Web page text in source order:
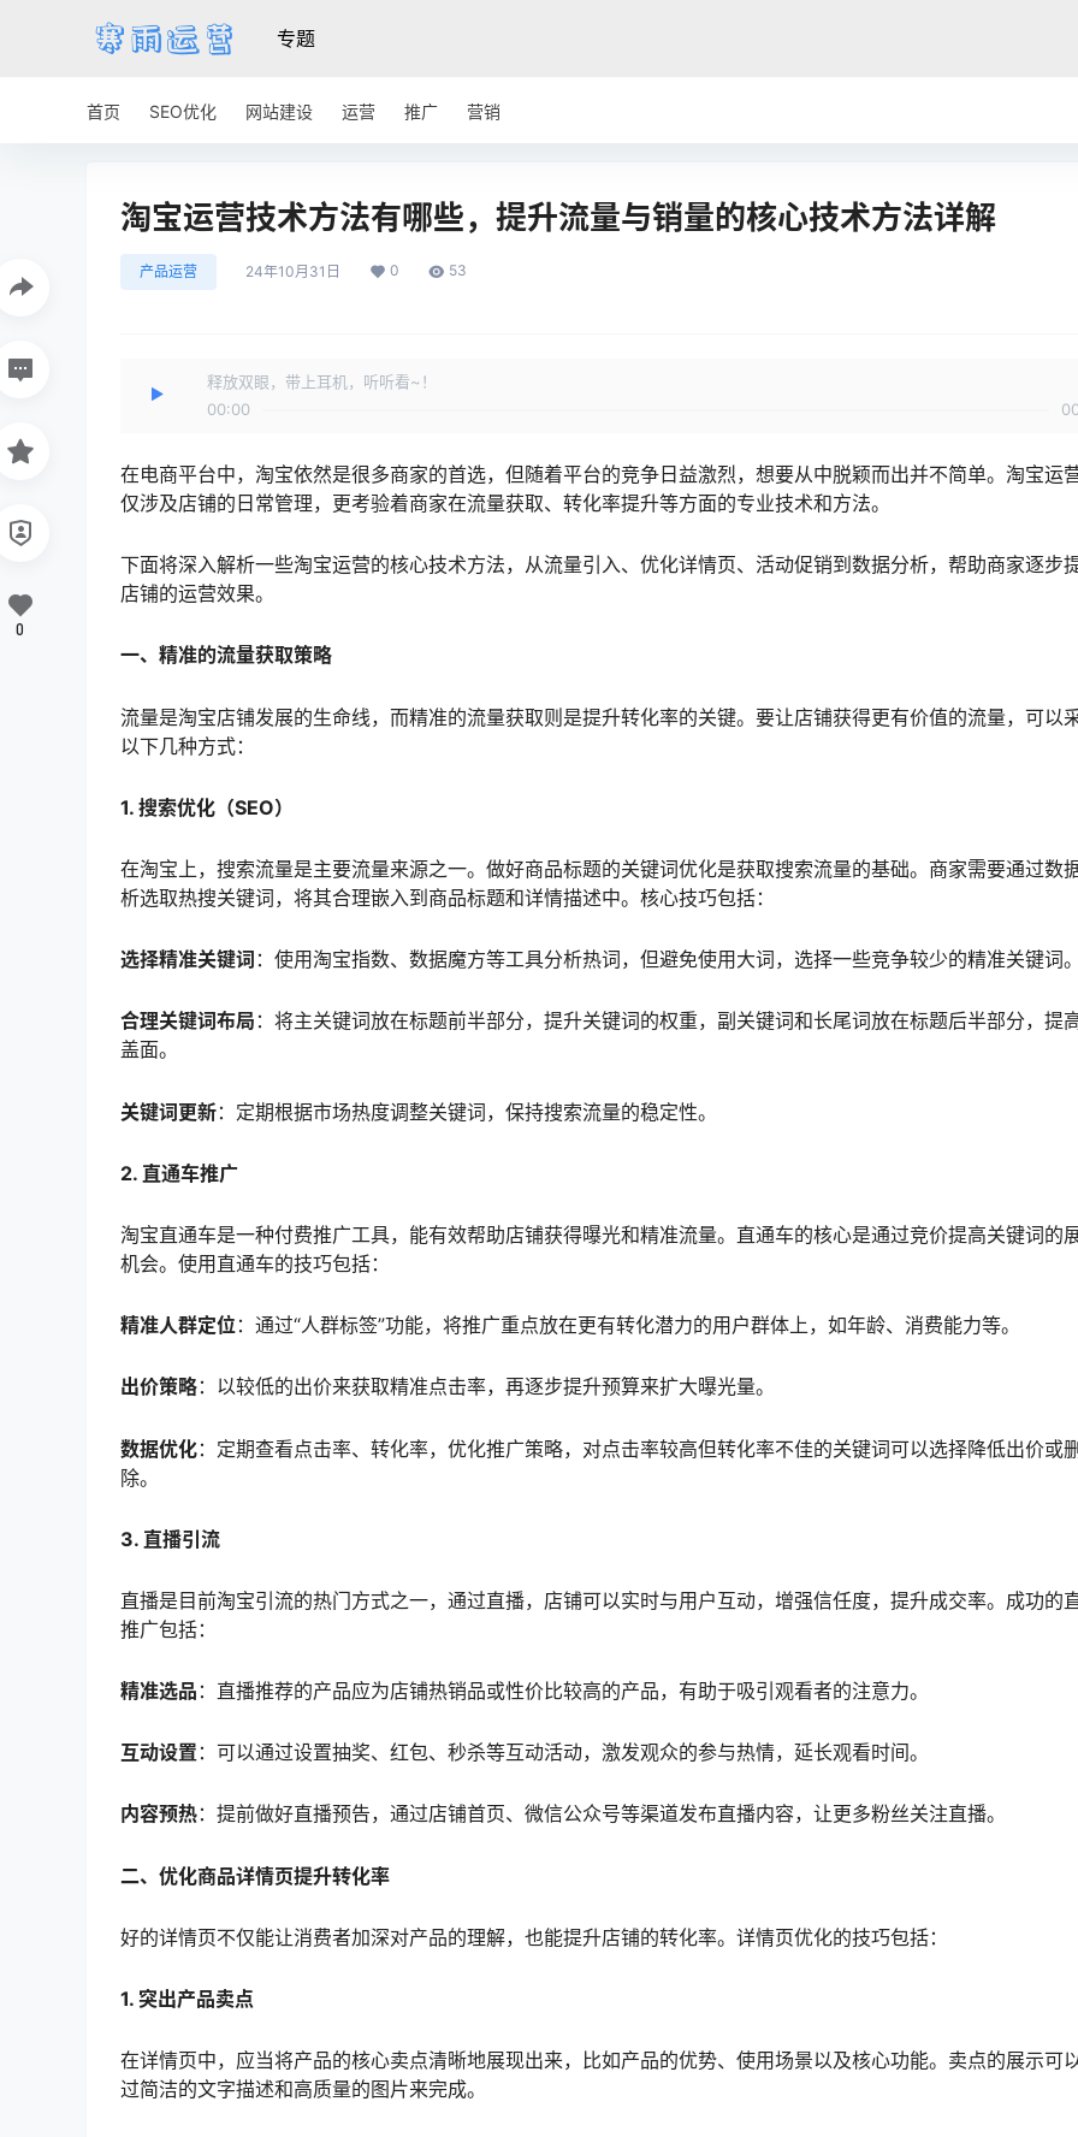
专题
首页 SEO优化 网站建设 运营 推广 营销
淘宝运营技术方法有哪些，提升流量与销量的核心技术方法详解
产品运营 24年10月31日 0 53
释放双眼，带上耳机，听听看~！
00:00
在电商平台中，淘宝依然是很多商家的首选，但随着平台的竞争日益激烈，想要从中脱颖而出并不简单。淘宝运
仅涉及店铺的日常管理，更考验着商家在流量获取、转化率提升等方面的专业技术和方法。
下面将深入解析一些淘宝运营的核心技术方法，从流量引入、优化详情页、活动促销到数据分析，帮助商家逐步
店铺的运营效果。
一、精准的流量获取策略
流量是淘宝店铺发展的生命线，而精准的流量获取则是提升转化率的关键。要让店铺获得更有价值的流量，可以
以下几种方式：
1. 搜索优化（SEO）
在淘宝上，搜索流量是主要流量来源之一。做好商品标题的关键词优化是获取搜索流量的基础。商家需要通过数
析选取热搜关键词，将其合理嵌入到商品标题和详情描述中。核心技巧包括：
选择精准关键词 ：使用淘宝指数、数据魔方等工具分析热词，但避免使用大词，选择一些竞争较少的精准关键词
合理关键词布局 ：将主关键词放在标题前半部分，提升关键词的权重，副关键词和长尾词放在标题后半部分，提
盖面。
关键词更新：定期根据市场热度调整关键词，保持搜索流量的稳定性。
2. 直通车推广
淘宝直通车是一种付费推广工具，能有效帮助店铺获得曝光和精准流量。直通车的核心是通过竞价提高关键词的
机会。使用直通车的技巧包括：
精准人群定位：通过“人群标签”功能，将推广重点放在更有转化潜力的用户群体上，如年龄、消费能力等。
出价策略：以较低的出价来获取精准点击率，再逐步提升预算来扩大曝光量。
数据优化：定期查看点击率、转化率，优化推广策略，对点击率较高但转化率不佳的关键词可以选择降低出价或
除。
3. 直播引流
直播是目前淘宝引流的热门方式之一，通过直播，店铺可以实时与用户互动，增强信任度，提升成交率。成功的
推广包括：
精准选品 ：直播推荐的产品应为店铺热销品或性价比较高的产品，有助于吸引观看者的注意力。
互动设置 ：可以通过设置抽奖、红包、秒杀等互动活动，激发观众的参与热情，延长观看时间。
内容预热：提前做好直播预告，通过店铺首页、微信公众号等渠道发布直播内容，让更多粉丝关注直播。
二、优化商品详情页提升转化率
好的详情页不仅能让消费者加深对产品的理解，也能提升店铺的转化率。详情页优化的技巧包括：
1. 突出产品卖点
在详情页中，应当将产品的核心卖点清晰地展现出来，比如产品的优势、使用场景以及核心功能。卖点的展示可
过简洁的文字描述和高质量的图片来完成。
0